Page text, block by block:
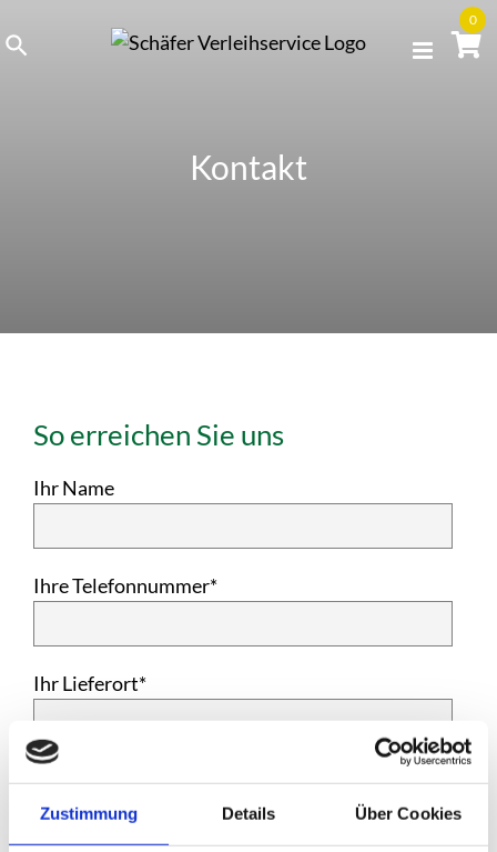
Zustimmung Details Über Cookies
to
Kontakt
0
So erreichen Sie uns
Ihr Name
Ihre Telefonnummer*
Ihr Lieferort*
Ihre E-Mail-Adresse *